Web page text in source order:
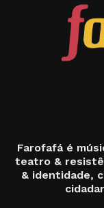
Farofafá é
teatro &
& identidade,